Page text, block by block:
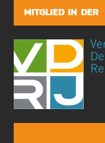
MITGLIED IN DER